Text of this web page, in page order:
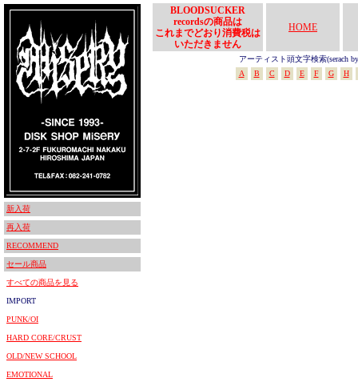
新入荷
再入荷
RECOMMEND
セール商品
すべての商品を見る
IMPORT
PUNK/OI
HARD CORE/CRUST
OLD/NEW SCHOOL
EMOTIONAL
BLOODSUCKER
recordsの商品は
これまでどおり消費税は
いただきません
HOME
アーティスト頭文字検索(serach
A
B C D E F G H